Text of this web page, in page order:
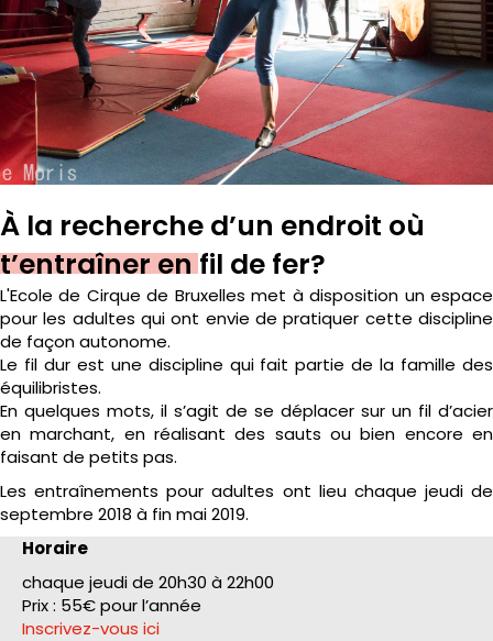
À la recherche d’un endroit où
t’entraîner en fil de fer?
L'Ecole de Cirque de Bruxelles met à disposition un espace
pour les adultes qui ont envie de pratiquer cette discipline
de façon autonome.
Le fil dur est une discipline qui fait partie de la famille des
équilibristes.
En quelques mots, il s’agit de se déplacer sur un fil d’acier
en marchant, en réalisant des sauts ou bien encore en
faisant de petits pas.
Les entraînements pour adultes ont lieu chaque jeudi de
septembre 2018 à fin mai 2019.
Horaire
chaque jeudi de 20h30 à 22h00
Prix : 55€ pour l’année
Inscrivez-vous ici